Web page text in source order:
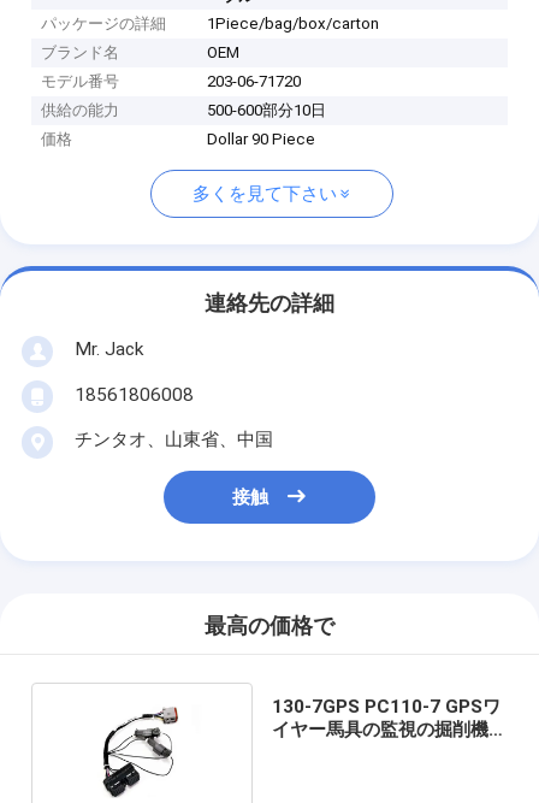
パッケージの詳細
1Piece/bag/box/carton
ブランド名
OEM
モデル番号
203-06-71720
供給の能力
500-600部分10日
価格
Dollar 90 Piece
多くを見て下さい
連絡先の詳細
Mr. Jack
18561806008
チンタオ、山東省、中国
接触
最高の価格で
130-7GPS PC110-7 GPSワ
イヤー馬具の監視の掘削機の